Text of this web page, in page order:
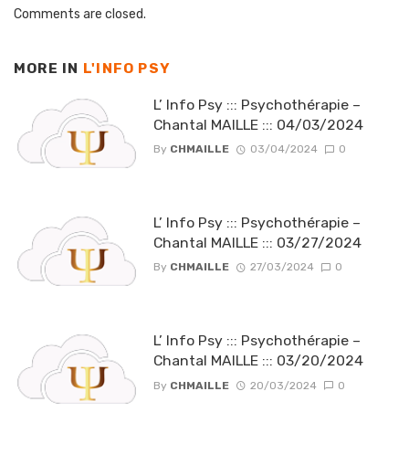
Comments are closed.
MORE IN L'INFO PSY
L’ Info Psy ::: Psychothérapie –
Chantal MAILLE ::: 04/03/2024
By CHMAILLE 03/04/2024 0
L’ Info Psy ::: Psychothérapie –
Chantal MAILLE ::: 03/27/2024
By CHMAILLE 27/03/2024 0
L’ Info Psy ::: Psychothérapie –
Chantal MAILLE ::: 03/20/2024
By CHMAILLE 20/03/2024 0